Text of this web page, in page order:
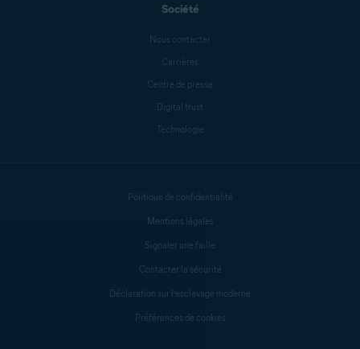
Société
Nous contacter
Carrières
Centre de presse
Digital trust
Technologie
Politique de confidentialité
Mentions légales
Signaler une faille
Contacter la sécurité
Déclaration sur l’esclavage moderne
Préférences de cookies